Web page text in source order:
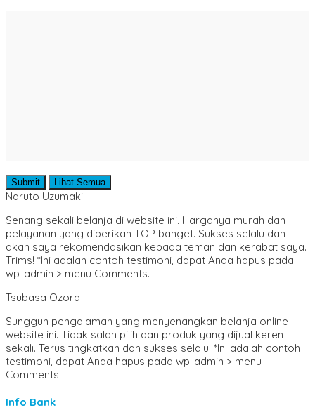
Submit Lihat Semua
Naruto Uzumaki
Senang sekali belanja di website ini. Harganya murah dan
pelayanan yang diberikan TOP banget. Sukses selalu dan
akan saya rekomendasikan kepada teman dan kerabat saya.
Trims! *Ini adalah contoh testimoni, dapat Anda hapus pada
wp-admin > menu Comments.
Tsubasa Ozora
Sungguh pengalaman yang menyenangkan belanja online
website ini. Tidak salah pilih dan produk yang dijual keren
sekali. Terus tingkatkan dan sukses selalu! *Ini adalah contoh
testimoni, dapat Anda hapus pada wp-admin > menu
Comments.
Info Bank